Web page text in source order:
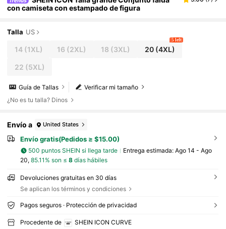
con camiseta con estampado de figura
Talla US
14(1XL) 16 (2XL) 18 (3XL) 20(4XL)
5 left
22 (5XL)
Verificar mi tamaño
Guía de Tallas
¿No es tu talla? Dinos
Envío a United States
Envío gratis(Pedidos ≥ $15.00)
500 puntos SHEIN si llega tarde Entrega estimada: Ago 14 - Ago
20, 85.11% son ≤ 8días hábiles
Devoluciones gratuitas en 30 días
Se aplican los términos y condiciones
Pagos seguros · Protección de privacidad
Procedente de
SHEIN ICON CURVE